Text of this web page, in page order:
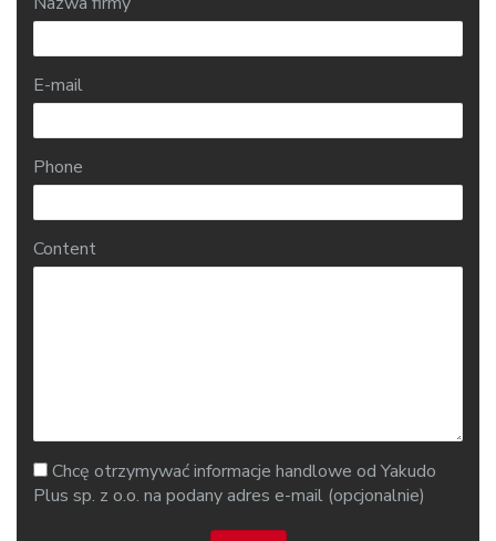
E-mail
Phone
Content
Chcę otrzymywać informacje handlowe od Yakudo
Plus sp. z o.o. na podany adres e-mail (opcjonalnie)